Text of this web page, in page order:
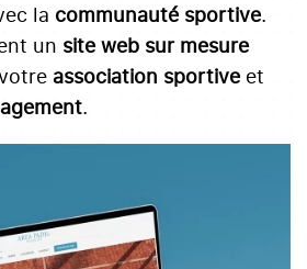
la communauté sportive.
un site web sur mesure
association sportive et
.